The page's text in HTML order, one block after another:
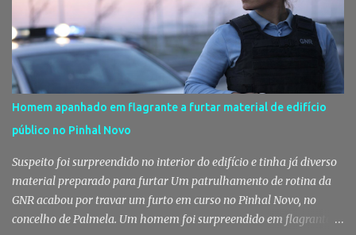
Homem apanhado em flagrante a furtar material de edifício
público no Pinhal Novo
Suspeito foi surpreendido no interior do edifício e tinha já diverso
material preparado para furtar Um patrulhamento de rotina da
GNR acabou por travar um furto em curso no Pinhal Novo, no
concelho de Palmela. Um homem foi surpreendido em flagrante